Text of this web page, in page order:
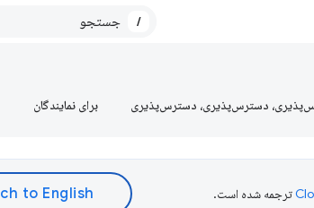
/
دسترس‌پذیری، دسترس‌پذیری برای نمایندگان
ترجمه شده است.